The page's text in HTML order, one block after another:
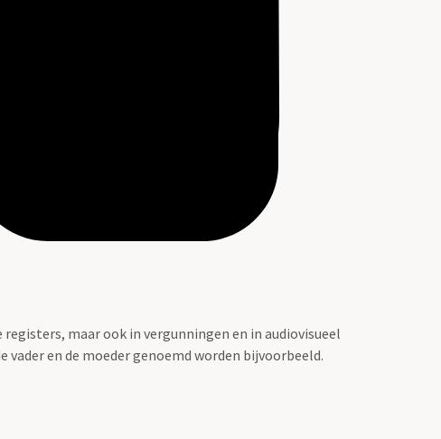
maar ook in vergunningen en in audiovisueel
en de moeder genoemd worden bijvoorbeeld.